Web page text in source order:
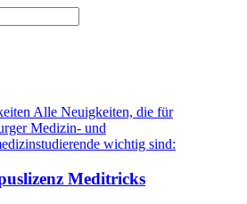
Alle Neuigkeiten, die für
Medizin- und
wichtig sind:
Meditricks